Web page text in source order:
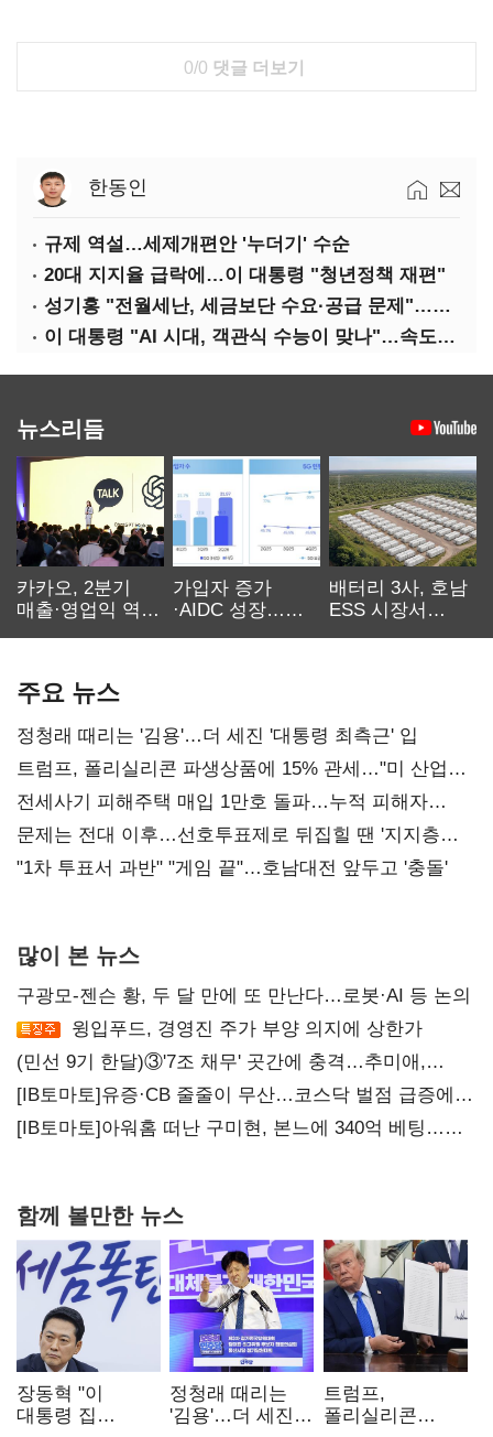
0/0 댓글 더보기
한동인
규제 역설…세제개편안 '누더기' 수순
20대 지지율 급락에…이 대통령 "청년정책 재편"
성기홍 "전월세난, 세금보단 수요·공급 문제"…닥공 시사
이 대통령 "AI 시대, 객관식 수능이 맞나"…속도전 '경계'
뉴스리듬
카카오, 2분기
매출·영업익 역대
가입자 증가
·AIDC 성장…
배터리 3사, 호남
ESS 시장서
주요 뉴스
정청래 때리는 '김용'…더 세진 '대통령 최측근' 입
트럼프, 폴리실리콘 파생상품에 15% 관세…"미 산업
재건"
전세사기 피해주택 매입 1만호 돌파…누적 피해자
4만278명
문제는 전대 이후…선호투표제로 뒤집힐 땐 '지지층
불복'
"1차 투표서 과반" "게임 끝"…호남대전 앞두고 '충돌'
많이 본 뉴스
구광모-젠슨 황, 두 달 만에 또 만난다…로봇·AI 등 논의
윙입푸드, 경영진 주가 부양 의지에 상한가
(민선 9기 한달)③'7조 채무' 곳간에 충격…추미애,
20년만에 '비상재정' 선언 승부수
[IB토마토]유증·CB 줄줄이 무산…코스닥 벌점 급증에
상폐 압박
[IB토마토]아워홈 떠난 구미현, 본느에 340억 베팅…
함께 볼만한 뉴스
장동혁 "이
대통령 집
정청래 때리는
'김용'…더 세진
트럼프,
폴리실리콘